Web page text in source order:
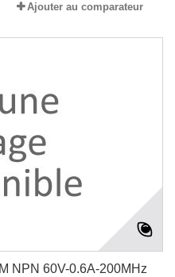
Ajouter au comparateur
NPN 60V-0.6A-200MHz